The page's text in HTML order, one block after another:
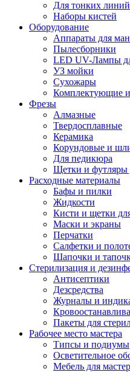
Для тонких
Наборы кистей
Оборудование
Аппараты для
Пылесборники
LED UV-Лампы
УЗ мойки
Сухожары
Комплектующие и
Фрезы
Алмазные
Твердосплавные
Керамика
Корундовые и
Для педикюра
Щетки и футляры
Расходные материалы
Бафы и пилки
Жидкости
Кисти и щетки
Маски и экраны
Перчатки
Салфетки и
Шапочки и
Стерилизация и
Антисептики
Дезсредства
Журналы и
Пакеты для
Рабочее место мастера
Типсы и подиумы
Осветительное
Мебель для